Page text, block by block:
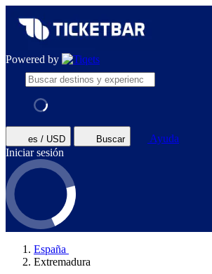
Powered by
es / USD Buscar
Ayuda
Iniciar sesión
España
Extremadura